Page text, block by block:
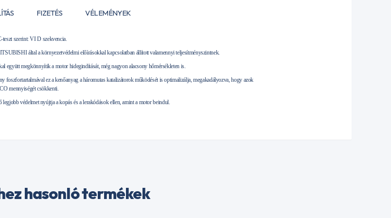
FIZETÉS VÉLEMÉNYEK
szerint: VI D szekvencia.
által a környezetvédelmi előírásokkal kapcsolatban állított valamennyi teljesítményszintnek.
együtt megkönnyítik a motor hidegindítását, még nagyon alacsony hőmérsékleten is.
foszfortartalmával ez a kenőanyag a háromutas katalizátorok működését is optimalizálja, megakadályozva, hogy azok
mennyiségét csökkenti.
védelmet nyújtja a kopás és a lerakódások ellen, amint a motor beindul.
hasonló termékek